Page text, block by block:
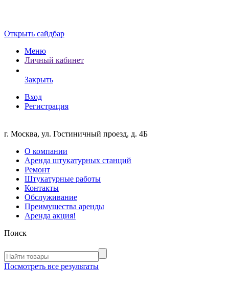
Открыть сайдбар
Меню
Личный кабинет
Закрыть
Вход
Регистрация
г. Москва, ул. Гостиничный проезд, д. 4Б
О компании
Аренда штукатурных станций
Ремонт
Штукатурные работы
Контакты
Обслуживание
Преимущества аренды
Аренда акция!
Поиск
Посмотреть все результаты